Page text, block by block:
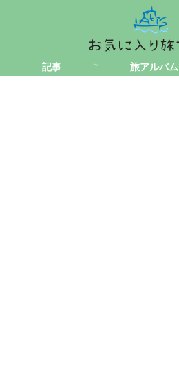
記事 旅アルバム